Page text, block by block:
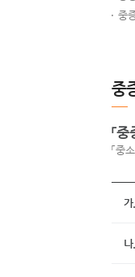
중
중
「
「중
가.
나.